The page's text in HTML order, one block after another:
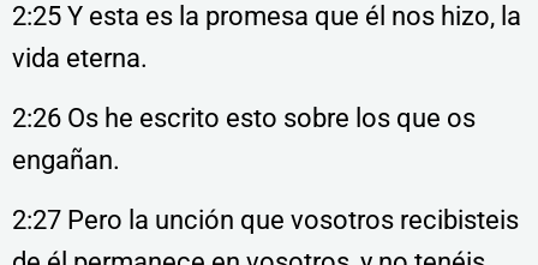
2:25 Y esta es la promesa que él nos hizo, la
vida eterna.
2:26 Os he escrito esto sobre los que os
engañan.
2:27 Pero la unción que vosotros recibisteis